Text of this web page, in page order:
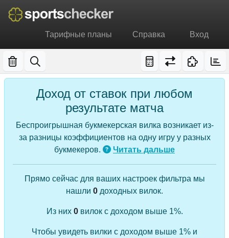
Тарифные планы Справка Вход
Доход от ставок при любом
результате матча
Беспроигрышная букмекерская вилка возникает из-
за разницы коэффициентов на одну игру у разных
букмекеров.
Читать дальше
Прямо сейчас для ваших настроек фильтра мы
нашли 0 доходных вилок.
Из них 0вилок с доходом выше 1%.
Чтобы увидеть вилки с доходом выше 1% и